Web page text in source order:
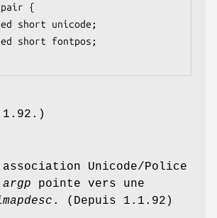
{
Unicode/Police
argp pointe vers une
. (Depuis 1.1.92)